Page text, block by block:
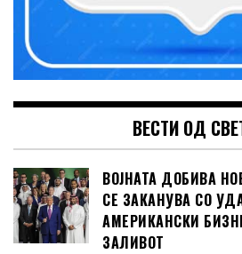
ВЕСТИ ОД
ВОЈНАТА ДОБИВА
СЕ ЗАКАНУВА СО
АМЕРИКАНСКИ
ЗАЛИВОТ